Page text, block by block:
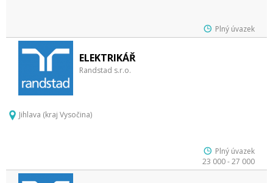
Plný úvazek
ELEKTRIKÁŘ
Randstad s.r.o.
Jihlava (kraj Vysočina)
Plný úvazek
23 000 - 27 000